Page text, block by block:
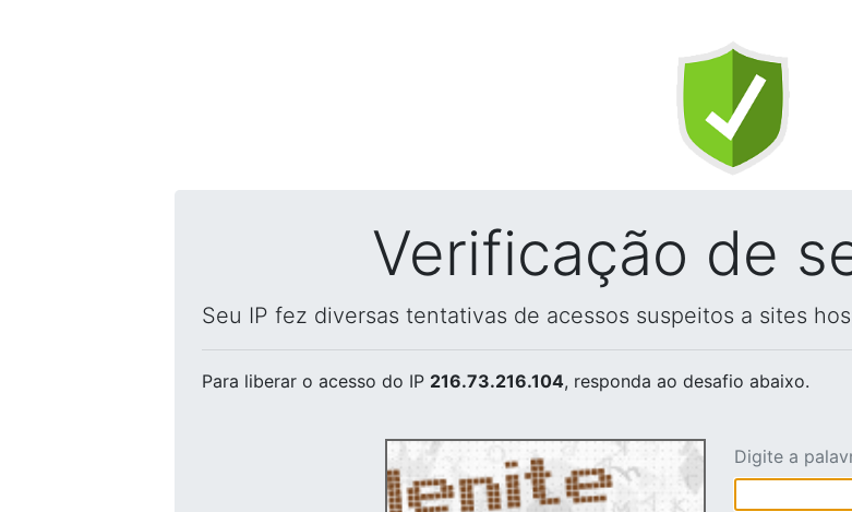
Verificação de
Seu IP fez diversas tentativas de acessos suspeitos a sites
Para liberar o acesso do IP 216.73.216.104, responda ao desafio abaixo.
Digite a